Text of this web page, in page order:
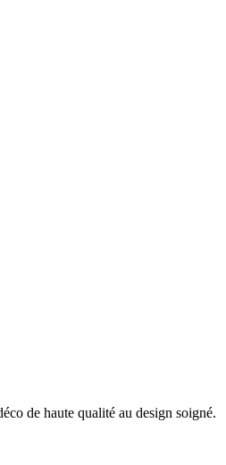
de haute qualité au design soigné.